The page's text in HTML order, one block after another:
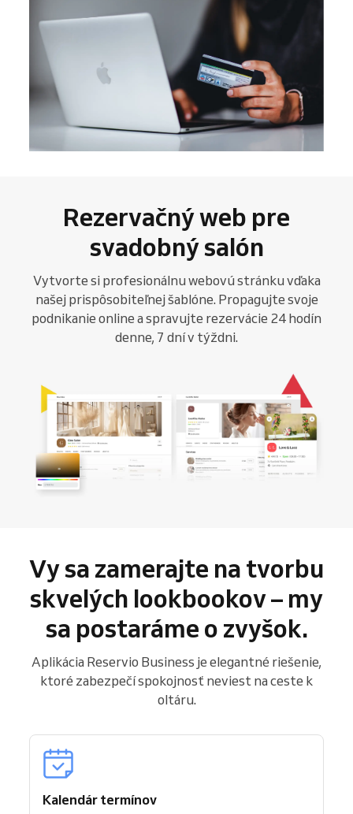
Rezervačný web pre
svadobný salón
Vytvorte si profesionálnu webovú stránku vďaka
našej prispôsobiteľnej šablóne. Propagujte svoje
podnikanie online a spravujte rezervácie 24 hodín
denne, 7 dní v týždni.
Vy sa zamerajte na tvorbu
skvelých lookbookov – my
sa postaráme o zvyšok.
Aplikácia Reservio Business je elegantné riešenie,
ktoré zabezpečí spokojnosť neviest na ceste k
oltáru.
Kalendár termínov